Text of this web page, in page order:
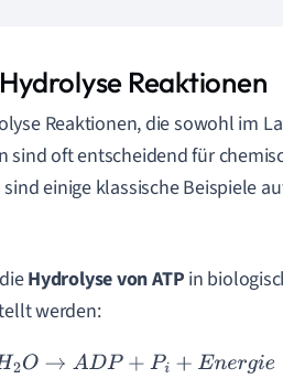
Reaktionen
Reaktionen, die sowohl im
sind oft entscheidend für
einige klassische Beispiele
Hydrolyse von ATP in
werden:
TP+H 2O →ADP+Pi+ Ene rg e